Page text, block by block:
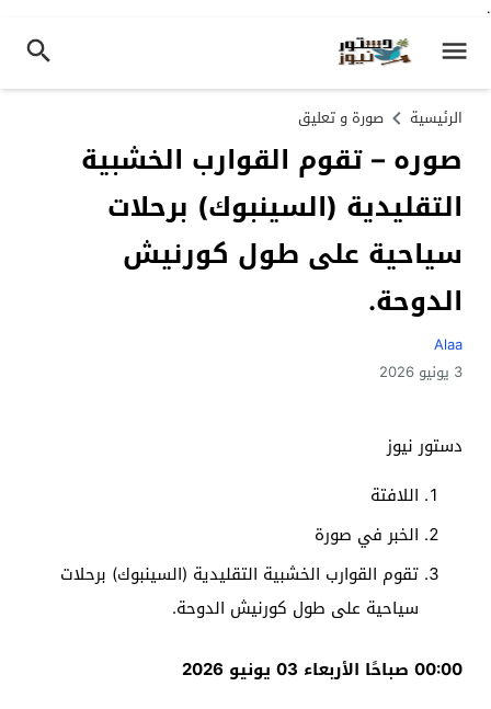
.
الرئيسية صورة و تعليق
صوره – تقوم القوارب الخشبية
التقليدية (السينبوك) برحلات
سياحية على طول كورنيش
الدوحة.
Alaa
3 يونيو 2026
دستور نيوز
اللافتة
الخبر في صورة
تقوم القوارب الخشبية التقليدية (السينبوك) برحلات
سياحية على طول كورنيش الدوحة.
00:00 صباحًا الأربعاء 03 يونيو 2026